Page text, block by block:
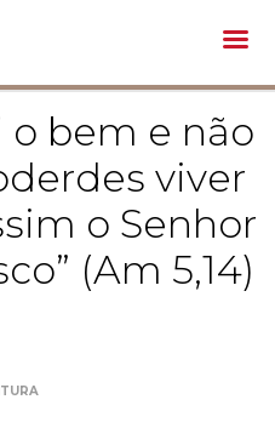
viver e para que assim o Senhor
o bem e não
viver
o Senhor
(Am 5,14)